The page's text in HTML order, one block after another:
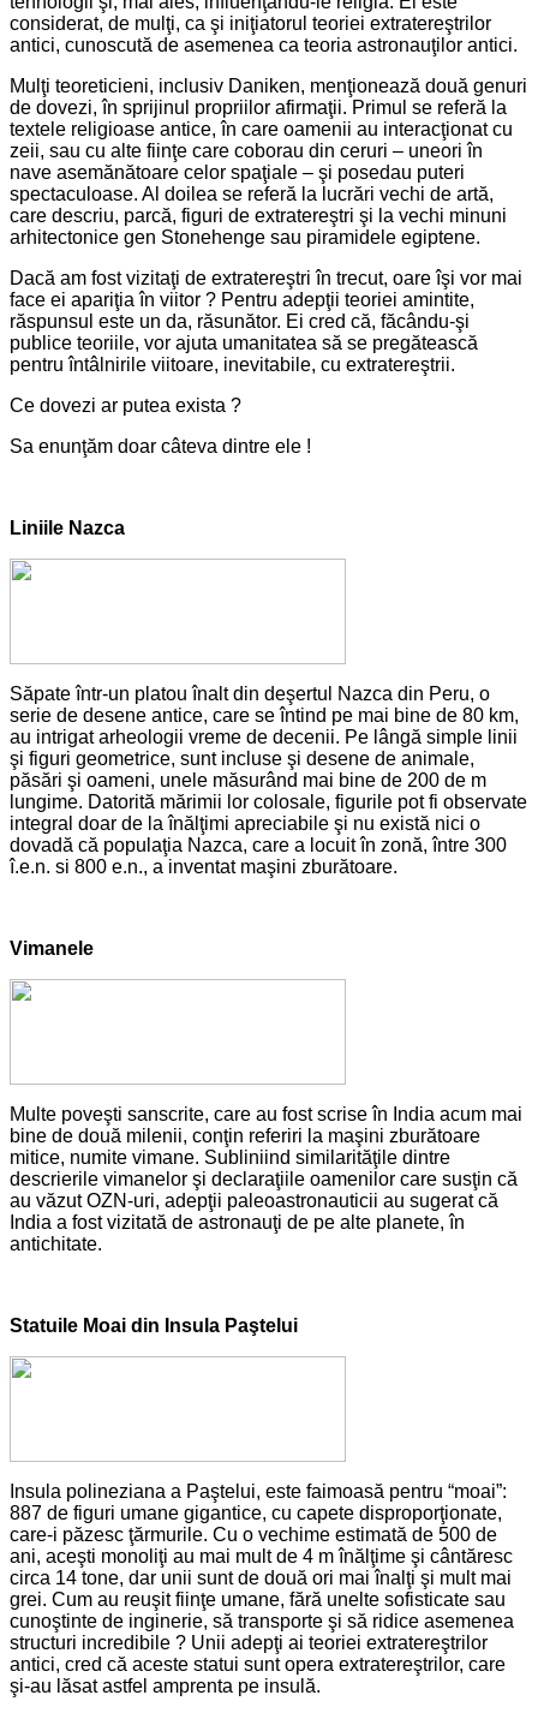
considerat, de mulţi, ca şi iniţiatorul teoriei extratereştrilor
antici, cunoscută de asemenea ca teoria astronauţilor antici.
Mulţi teoreticieni, inclusiv Daniken, menţionează două genuri
de dovezi, în sprijinul propriilor afirmaţii. Primul se referă la
textele religioase antice, în care oamenii au interacţionat cu
zeii, sau cu alte fiinţe care coborau din ceruri – uneori în
nave asemănătoare celor spaţiale – şi posedau puteri
spectaculoase. Al doilea se referă la lucrări vechi de artă,
care descriu, parcă, figuri de extratereştri şi la vechi minuni
arhitectonice gen Stonehenge sau piramidele egiptene.
Dacă am fost vizitaţi de extratereştri în trecut, oare îşi vor mai
face ei apariţia în viitor ? Pentru adepţii teoriei amintite,
răspunsul este un da, răsunător. Ei cred că, făcându-şi
publice teoriile, vor ajuta umanitatea să se pregătească
pentru întâlnirile viitoare, inevitabile, cu extratereştrii.
Ce dovezi ar putea exista ?
Sa enunţăm doar câteva dintre ele !
Liniile Nazca
Săpate într-un platou înalt din deşertul Nazca din Peru, o
serie de desene antice, care se întind pe mai bine de 80 km,
au intrigat arheologii vreme de decenii. Pe lângă simple linii
şi figuri geometrice, sunt incluse şi desene de animale,
păsări şi oameni, unele măsurând mai bine de 200 de m
lungime. Datorită mărimii lor colosale, figurile pot fi observate
integral doar de la înălţimi apreciabile şi nu există nici o
dovadă că populaţia Nazca, care a locuit în zonă, între 300
î.e.n. si 800 e.n., a inventat maşini zburătoare.
Vimanele
Multe poveşti sanscrite, care au fost scrise în India acum mai
bine de două milenii, conţin referiri la maşini zburătoare
mitice, numite vimane. Subliniind similarităţile dintre
descrierile vimanelor şi declaraţiile oamenilor care susţin că
au văzut OZN-uri, adepţii paleoastronauticii au sugerat că
India a fost vizitată de astronauţi de pe alte planete, în
antichitate.
Statuile Moai din Insula Paştelui
Insula polineziana a Paştelui, este faimoasă pentru “moai”:
887 de figuri umane gigantice, cu capete disproporţionate,
care-i păzesc ţărmurile. Cu o vechime estimată de 500 de
ani, aceşti monoliţi au mai mult de 4 m înălţime şi cântăresc
circa 14 tone, dar unii sunt de două ori mai înalţi şi mult mai
grei. Cum au reuşit fiinţe umane, fără unelte sofisticate sau
cunoştinte de inginerie, să transporte şi să ridice asemenea
structuri incredibile ? Unii adepţi ai teoriei extratereştrilor
antici, cred că aceste statui sunt opera extratereştrilor, care
şi-au lăsat astfel amprenta pe insulă.